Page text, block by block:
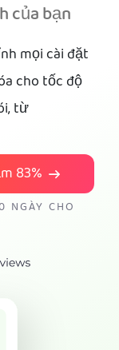
của bạn
mọi cài đặt
cho tốc độ
từ
83%
NGÀY CHO